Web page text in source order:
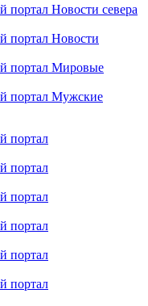
Новости севера
портал Новости
портал Мировые
портал Мужские
портал
портал
портал
портал
портал
портал